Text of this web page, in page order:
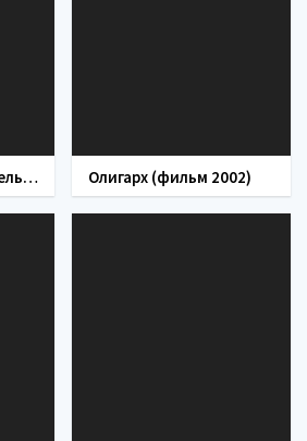
Доживем до понедельника (фильм 1968) Олигарх (фильм 2002)